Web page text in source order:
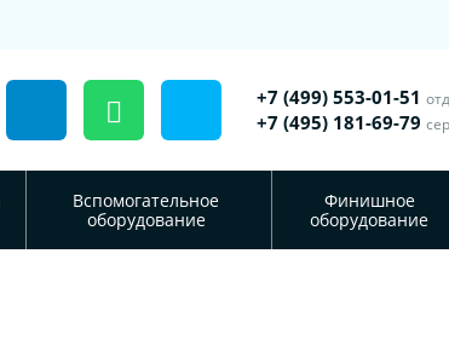
+7 (499) 553-01-51
+7 (495) 181-69-79
Вспомогательное
оборудование
Финишное
оборудование